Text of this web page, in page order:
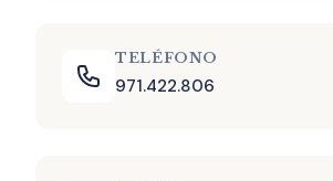
TELÉFONO
971.422.806